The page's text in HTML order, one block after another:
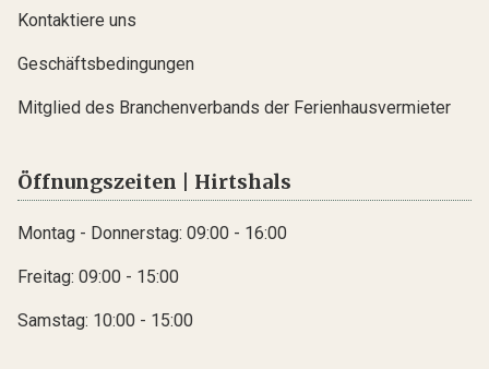
Kontaktiere uns
Geschäftsbedingungen
Mitglied des Branchenverbands der Ferienhausvermieter
Öffnungszeiten | Hirtshals
Montag - Donnerstag: 09:00 - 16:00
Freitag: 09:00 - 15:00
Samstag: 10:00 - 15:00